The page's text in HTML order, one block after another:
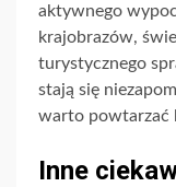
aktywnego
krajobrazów,
turystycznego
stają się
warto powtarzać
Inne